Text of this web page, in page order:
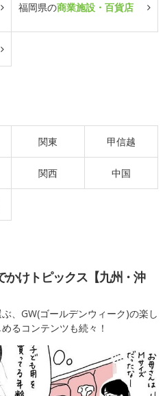
福岡県の商業施設・百貨店
関東 甲信越
関西 中国
かけトピックス【九州・沖
、GW(ゴールデンウィーク)の楽し
るコンテンツも続々！